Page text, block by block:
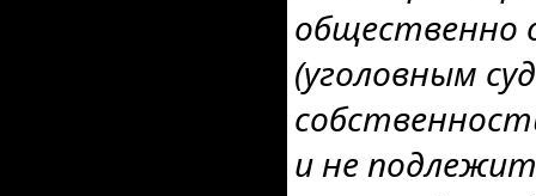
общественно
(уголовным
и не